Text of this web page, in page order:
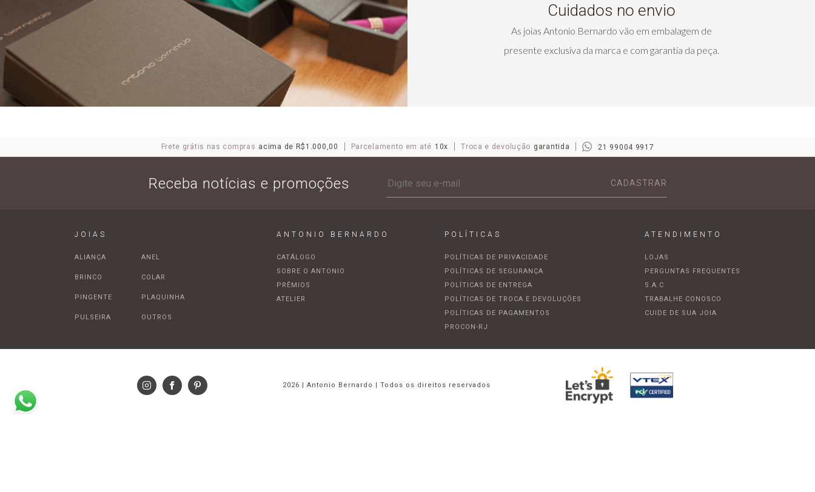
Cuidados no envio
As joias Antonio Bernardo vão em embalagem de
presente exclusiva da marca e com garantia da peça.
Frete grátis nas compras acima de R$1.000,00 Parcelamento em até 10x Troca e devolução garantida 21 99004 9917
Receba notícias e promoções CADASTRAR
JOIAS
ALIANÇA ANEL
BRINCO COLAR
PINGENTE PLAQUINHA
PULSEIRA OUTROS
ANTONIO BERNARDO
CATÁLOGO
SOBRE O ANTONIO
PRÊMIOS
ATELIER
POLÍTICAS
POLÍTICAS DE PRIVACIDADE
POLÍTICAS DE SEGURANÇA
POLÍTICAS DE ENTREGA
POLÍTICAS DE TROCA E DEVOLUÇÕES
POLÍTICAS DE PAGAMENTOS
PROCON-RJ
ATENDIMENTO
LOJAS
PERGUNTAS FREQUENTES
S.A.C
TRABALHE CONOSCO
CUIDE DE SUA JOIA
2026 | Antonio Bernardo | Todos os direitos reservados